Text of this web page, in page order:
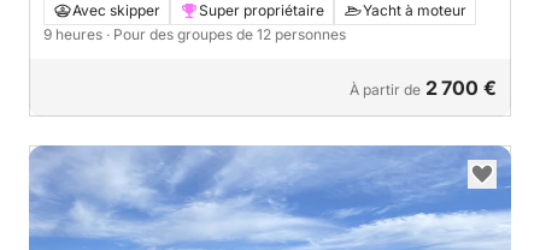
Avec skipper Super propriétaire
Yacht à moteur
9 heures · Pour des groupes de 12 personnes
À partir de 2 700 €